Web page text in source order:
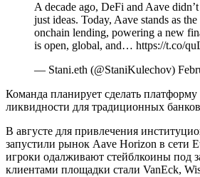
A decade ago, DeFi and Aave
just ideas. Today, Aave stands as
onchain lending, powering a new
is open, global, and… https://t.co/
— Stani.eth (@StaniKulechov)
Команда планирует сделать
ликвидности для традиционных
В августе для привлечения
запустили рынок Aave Horizon в сети
игроки одалживают стейблкоины под
клиентами площадки стали VanEck,